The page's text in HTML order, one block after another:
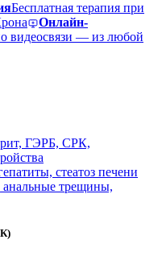
Бесплатная терапия при
Онлайн-
видеосвязи — из любой
ГЭРБ, СРК,
стеатоз печени
анальные трещины,